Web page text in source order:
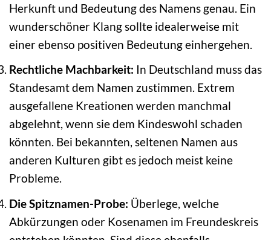
Herkunft und Bedeutung des Namens genau. Ein
wunderschöner Klang sollte idealerweise mit
einer ebenso positiven Bedeutung einhergehen.
Rechtliche Machbarkeit: In Deutschland muss das
Standesamt dem Namen zustimmen. Extrem
ausgefallene Kreationen werden manchmal
abgelehnt, wenn sie dem Kindeswohl schaden
könnten. Bei bekannten, seltenen Namen aus
anderen Kulturen gibt es jedoch meist keine
Probleme.
Die Spitznamen-Probe: Überlege, welche
Abkürzungen oder Kosenamen im Freundeskreis